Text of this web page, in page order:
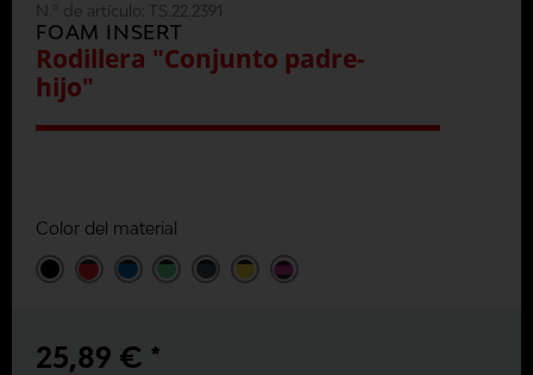
N.º de artículo: TS.22.2391
FOAM INSERT
Rodillera "Conjunto padre-
hijo"
Color del material
25,89 € *